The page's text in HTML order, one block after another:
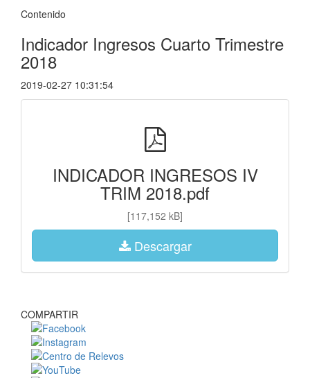
Contenido
Indicador Ingresos Cuarto Trimestre
2018
2019-02-27 10:31:54
INDICADOR INGRESOS IV
TRIM 2018.pdf
[117,152 kB]
Descargar
COMPARTIR